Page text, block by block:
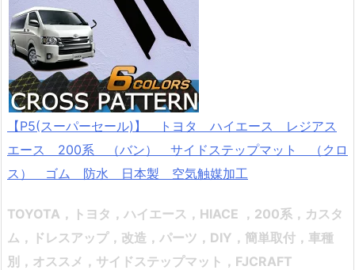
【P5(スーパーセール)】 トヨタ ハイエース レジアス
エース 200系 （バン） サイドステップマット （クロ
ス） ゴム 防水 日本製 空気触媒加工
TOYOTA，トヨタ，ハイエース，HIACE ，200系，カスタ
ム，ドレスアップ，改造，パーツ，DIY，簡単取付，車種
別，オススメ ，サイドステップマット，FJCRAFT